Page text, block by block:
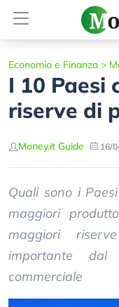
Economia e Finanza >
I 10 Paesi
riserve di
Money.it Guide 16/
Quali sono i
maggiori
maggiori
importante
commerciale